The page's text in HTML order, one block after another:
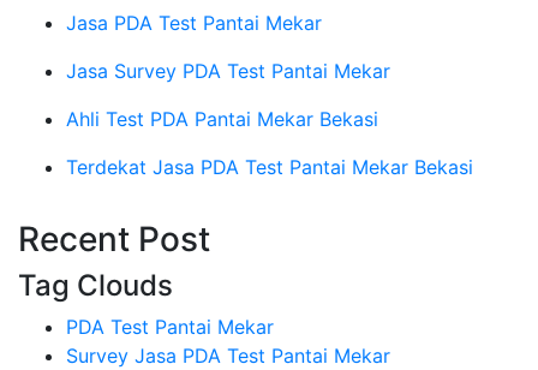
Jasa PDA Test Pantai Mekar
Jasa Survey PDA Test Pantai Mekar
Ahli Test PDA Pantai Mekar Bekasi
Terdekat Jasa PDA Test Pantai Mekar Bekasi
Recent Post
Tag Clouds
PDA Test Pantai Mekar
Survey Jasa PDA Test Pantai Mekar